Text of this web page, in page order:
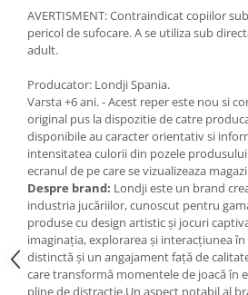
Puzzle incastru
Puzzle de podea
IQ puzzle
Jucarii bebelusi
Jucarii de baie
Zornaitoare
Jucarii dentitie
Jucarii senzoriale
Jucarii motrice pentru bebelusi
Saltele de activitati pentru bebe
Jucarii de sortat
Jucarii muzicale bebelusi
AVERTISMENT: Contraindicat copiilor
pericol de sufocare. A se utiliza sub
adult.
Producator: Londji Spania.
Varsta +6 ani. - Acest reper este nou si
original pus la dispozitie de catre
disponibile au caracter orientativ si
intensitatea culorii din pozele
ecranul de pe care se vizualizeaza
Despre brand: Londji este un brand
industria jucăriilor, cunoscut pentru
produse cu design artistic și jocuri
imaginația, explorarea și interacțiunea
distinctă și un angajament față de
care transformă momentele de joacă în
pline de distracție.Un aspect notabil al